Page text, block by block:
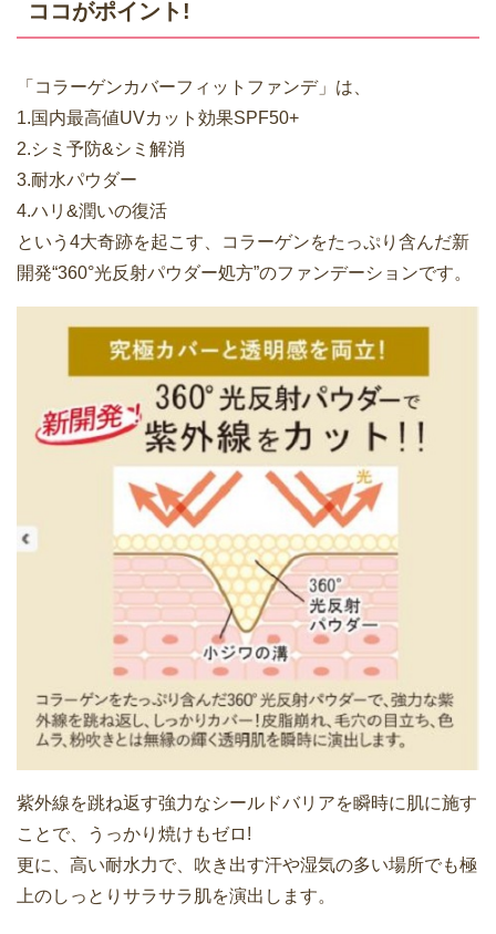
ココがポイント!
「コラーゲンカバーフィットファンデ」は、
1.国内最高値UVカット効果SPF50+
2.シミ予防&シミ解消
3.耐水パウダー
4.ハリ&潤いの復活
という4大奇跡を起こす、コラーゲンをたっぷり含んだ新
開発“360°光反射パウダー処方”のファンデーションです。
紫外線を跳ね返す強力なシールドバリアを瞬時に肌に施す
ことで、うっかり焼けもゼロ!
更に、高い耐水力で、吹き出す汗や湿気の多い場所でも極
上のしっとりサラサラ肌を演出します。